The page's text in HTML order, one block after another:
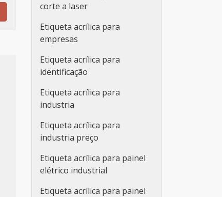
corte a laser
Etiqueta acrílica para
empresas
Etiqueta acrílica para
identificação
Etiqueta acrílica para
industria
Etiqueta acrílica para
industria preço
Etiqueta acrílica para painel
elétrico industrial
Etiqueta acrílica para painel